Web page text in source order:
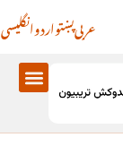
انگلیسیاردوپښتوعربی